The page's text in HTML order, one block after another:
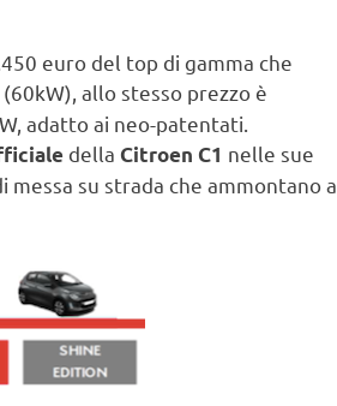
euro del top di gamma che
allo stesso prezzo è
adatto ai neo-patentati.
della Citroen C1 nelle sue
su strada che ammontano a